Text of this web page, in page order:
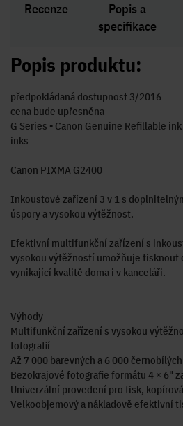
Recenze
Popis a
specifikace
Popis produktu:
předpokládaná dostupnost 3/2016
cena bude upřesněna
G Series - Canon Genuine Refillable
inks
Canon PIXMA G2400
Inkoustové zařízení 3 v 1 s
úspory a vysokou výtěžnost.
Efektivní multifunkční zařízení s
vysokou výtěžností umožňuje tisknout
vynikající kvalitě doma i v kanceláři.
Výhody
Multifunkční zařízení s vysokou
fotografií
Až 7 000 barevných a 6 000
Bezokrajové fotografie formátu 4 × 6"
Univerzální provedení pro tisk,
Velkoobjemový a nákladově efektivní